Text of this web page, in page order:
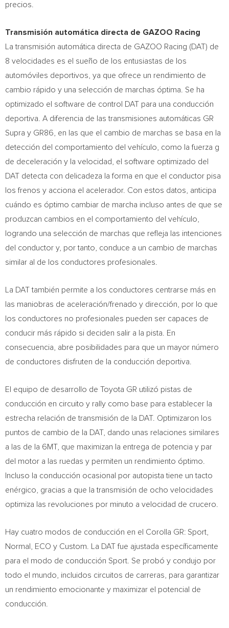
precios.
Transmisión automática directa de GAZOO Racing
La transmisión automática directa de GAZOO Racing (DAT) de
8 velocidades es el sueño de los entusiastas de los
automóviles deportivos, ya que ofrece un rendimiento de
cambio rápido y una selección de marchas óptima. Se ha
optimizado el software de control DAT para una conducción
deportiva. A diferencia de las transmisiones automáticas GR
Supra y GR86, en las que el cambio de marchas se basa en la
detección del comportamiento del vehículo, como la fuerza g
de deceleración y la velocidad, el software optimizado del
DAT detecta con delicadeza la forma en que el conductor pisa
los frenos y acciona el acelerador. Con estos datos, anticipa
cuándo es óptimo cambiar de marcha incluso antes de que se
produzcan cambios en el comportamiento del vehículo,
logrando una selección de marchas que refleja las intenciones
del conductor y, por tanto, conduce a un cambio de marchas
similar al de los conductores profesionales.
La DAT también permite a los conductores centrarse más en
las maniobras de aceleración/frenado y dirección, por lo que
los conductores no profesionales pueden ser capaces de
conducir más rápido si deciden salir a la pista. En
consecuencia, abre posibilidades para que un mayor número
de conductores disfruten de la conducción deportiva.
El equipo de desarrollo de Toyota GR utilizó pistas de
conducción en circuito y rally como base para establecer la
estrecha relación de transmisión de la DAT. Optimizaron los
puntos de cambio de la DAT, dando unas relaciones similares
a las de la 6MT, que maximizan la entrega de potencia y par
del motor a las ruedas y permiten un rendimiento óptimo.
Incluso la conducción ocasional por autopista tiene un tacto
enérgico, gracias a que la transmisión de ocho velocidades
optimiza las revoluciones por minuto a velocidad de crucero.
Hay cuatro modos de conducción en el Corolla GR: Sport,
Normal, ECO y Custom. La DAT fue ajustada específicamente
para el modo de conducción Sport. Se probó y condujo por
todo el mundo, incluidos circuitos de carreras, para garantizar
un rendimiento emocionante y maximizar el potencial de
conducción.